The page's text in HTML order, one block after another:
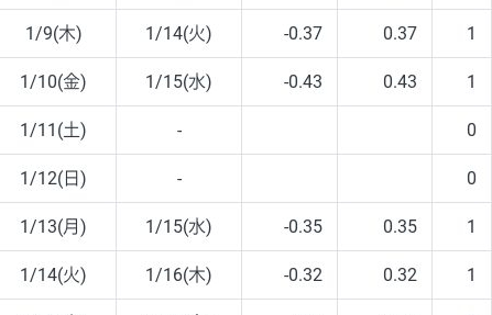
1/9(木) 1/14(火) -0.37 0.37 1
1/10(金) 1/15(水) -0.43 0.43 1
1/11(土) - 0
1/12(日) - 0
1/13(月) 1/15(水) -0.35 0.35 1
1/14(火) 1/16(木) -0.32 0.32 1